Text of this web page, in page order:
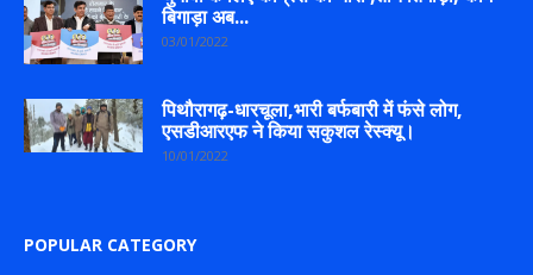
बिगाड़ा अब...
03/01/2022
पिथौरागढ़-धारचूला,भारी बर्फबारी में फंसे लोग,
एसडीआरएफ ने किया सकुशल रेस्क्यू।
10/01/2022
POPULAR CATEGORY